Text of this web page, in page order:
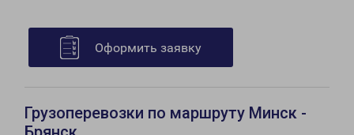
Оформить заявку
Грузоперевозки по маршруту Минск -